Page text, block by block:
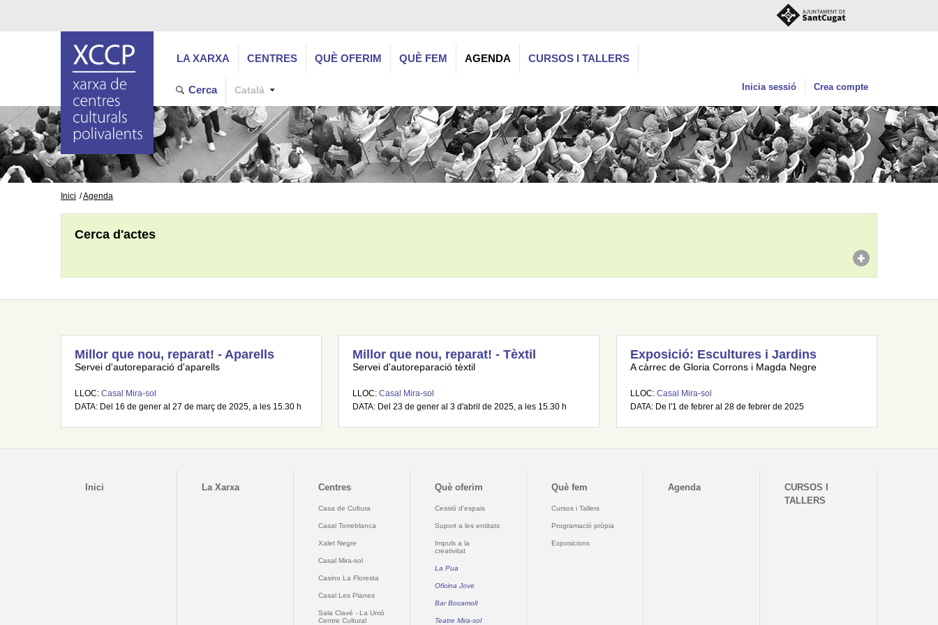
LA XARXA CENTRES QUÈ OFERIM QUÈ FEM AGENDA CURSOS I TALLERS
Cerca Català Inicia sessió Crea compte
Inici Agenda
Cerca d'actes
Millor que nou, reparat! - Aparells
Servei d'autoreparació d'aparells
LLOC: Casal Mira-sol
DATA: Del 16 de gener al 27 de març de 2025, a les 15.30 h
Millor que nou, reparat! - Tèxtil
Servei d'autoreparació tèxtil
LLOC: Casal Mira-sol
DATA: Del 23 de gener al 3 d'abril de 2025, a les 15.30 h
Exposició: Escultures i Jardins
A càrrec de Gloria Corrons i Magda Negre
LLOC: Casal Mira-sol
DATA: De l'1 de febrer al 28 de febrer de 2025
Inici La Xarxa Centres
Casa de Cultura
Casal Torreblanca
Xalet Negre
Casal Mira-sol
Casino La Floresta
Casal Les Planes
Sala Clavé - La Unió
Centre Cultural
Què oferim
Cessió d'espais
Suport a les entitats
Impuls a la
creativitat
La Pua
Oficina Jove
Bar Bocamoll
Teatre Mira-sol
Què fem
Cursos i Tallers
Programació pròpia
Exposicions
Agenda
CURSOS I
TALLERS